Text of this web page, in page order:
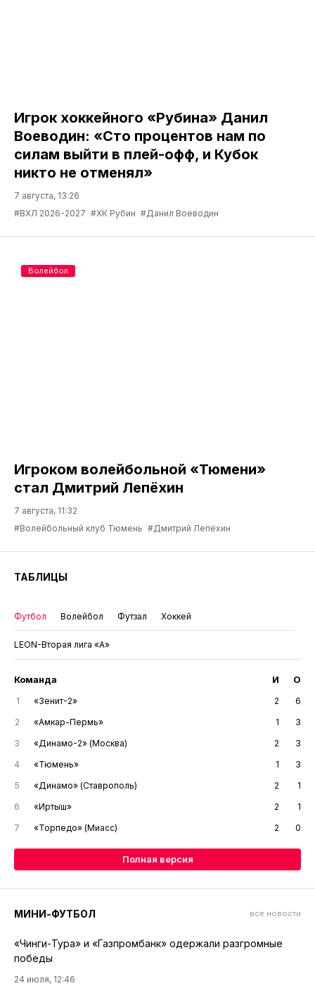
Игрок хоккейного «Рубина» Данил
Воеводин: «Сто процентов нам по
силам выйти в плей-офф, и Кубок
никто не отменял»
7 августа, 13:26
#ВХЛ 2026-2027 #ХК Рубин #Данил Воеводин
Игроком волейбольной «Тюмени»
стал Дмитрий Лепёхин
7 августа, 11:32
#Волейбольный клуб Тюмень #Дмитрий Лепёхин
Волейбол
ТАБЛИЦЫ
Футбол Волейбол Футзал Хоккей
LEON-Вторая лига «А»
Команда И О
1 «Зенит-2» 2
6
2
«Амкар-Пермь» 1
3
3
«Динамо-2» (Москва) 2
3
4
«Тюмень» 1
3
5
«Динамо» (Ставрополь) 2
1
6
«Иртыш» 2
1
7
«Торпедо» (Миасс) 2 0
Полная версия
МИНИ-ФУТБОЛ все новости
«Чинги-Тура» и «Газпромбанк» одержали разгромные
победы
24 июля, 12:46